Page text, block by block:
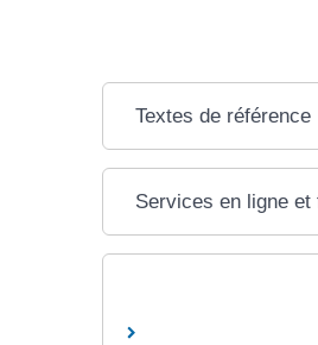
Textes de référence
Services en ligne et